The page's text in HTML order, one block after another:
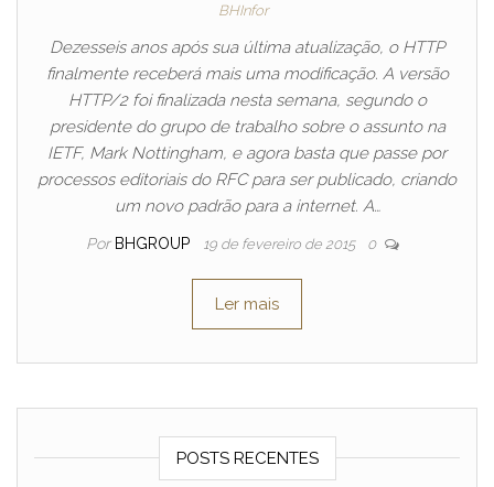
BHInfor
Dezesseis anos após sua última atualização, o HTTP
finalmente receberá mais uma modificação. A versão
HTTP/2 foi finalizada nesta semana, segundo o
presidente do grupo de trabalho sobre o assunto na
IETF, Mark Nottingham, e agora basta que passe por
processos editoriais do RFC para ser publicado, criando
um novo padrão para a internet. A…
Por BHGROUP 19 de fevereiro de 2015 0
Ler mais
POSTS RECENTES